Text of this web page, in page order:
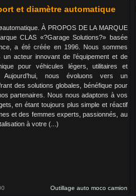
et diamètre automatique
À PROPOS DE LA MARQUE
CLAS «?Garage Solutions?» basée
a été créée en 1996. Nous sommes
un acteur innovant de l’équipement et de
pour véhicules légers, utilitaires et
Aujourd’hui, nous évoluons vers un
des solutions globales, bénéfique pour
partenaires. Nous nous adaptons à vos
en étant toujours plus simple et réactif
et des femmes experts, passionnés, au
à votre (...)
Outillage auto moco camion